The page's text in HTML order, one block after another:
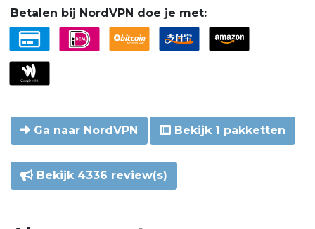
Betalen bij NordVPN doe je met:
Ga naar NordVPN Bekijk 1 pakketten
Bekijk 4336 review(s)